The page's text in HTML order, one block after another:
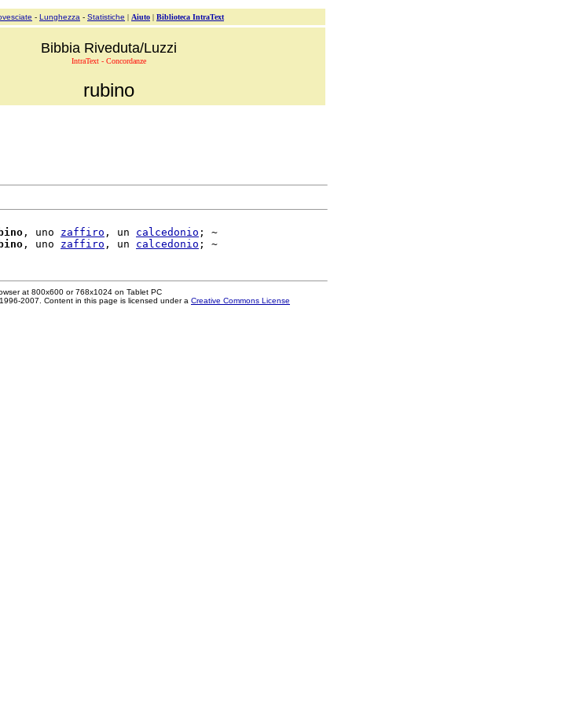
- Lunghezza - Statistiche | Aiuto | Biblioteca IntraText
Bibbia Riveduta/Luzzi
IntraText - Concordanze
rubino
, uno zaffiro , un calcedonio ; ~
, uno zaffiro , un calcedonio
at 800x600 or 768x1024 on Tablet PC
2007. Content in this page is licensed under a Creative Commons License